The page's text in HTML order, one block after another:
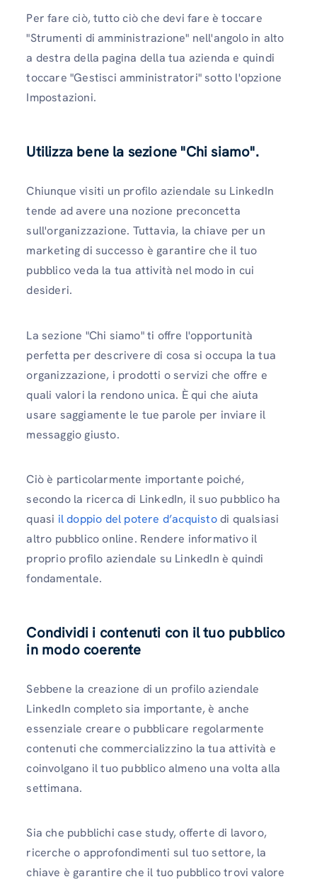
Per fare ciò, tutto ciò che devi fare è toccare
"Strumenti di amministrazione" nell'angolo in alto
a destra della pagina della tua azienda e quindi
toccare "Gestisci amministratori" sotto l'opzione
Impostazioni.
Utilizza bene la sezione "Chi siamo".
Chiunque visiti un profilo aziendale su LinkedIn
tende ad avere una nozione preconcetta
sull'organizzazione. Tuttavia, la chiave per un
marketing di successo è garantire che il tuo
pubblico veda la tua attività nel modo in cui
desideri.
La sezione "Chi siamo" ti offre l'opportunità
perfetta per descrivere di cosa si occupa la tua
organizzazione, i prodotti o servizi che offre e
quali valori la rendono unica. È qui che aiuta
usare saggiamente le tue parole per inviare il
messaggio giusto.
Ciò è particolarmente importante poiché,
secondo la ricerca di LinkedIn, il suo pubblico ha
quasi il doppio del potere d’acquistodi qualsiasi
altro pubblico online. Rendere informativo il
proprio profilo aziendale su LinkedIn è quindi
fondamentale.
Condividi i contenuti con il tuo pubblico
in modo coerente
Sebbene la creazione di un profilo aziendale
LinkedIn completo sia importante, è anche
essenziale creare o pubblicare regolarmente
contenuti che commercializzino la tua attività e
coinvolgano il tuo pubblico almeno una volta alla
settimana.
Sia che pubblichi case study, offerte di lavoro,
ricerche o approfondimenti sul tuo settore, la
chiave è garantire che il tuo pubblico trovi valore